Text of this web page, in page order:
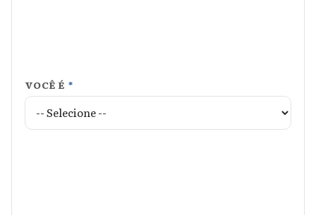
VOCÊ É *